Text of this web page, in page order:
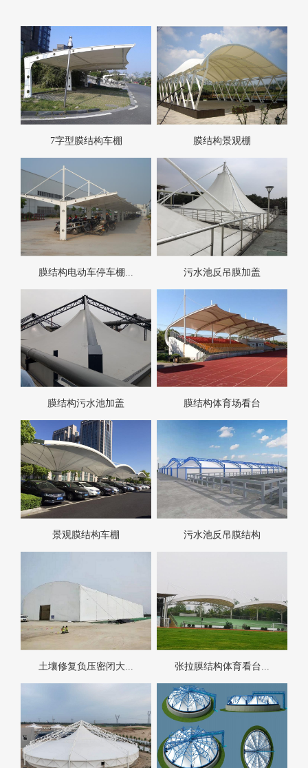
7字型膜结构车棚 膜结构景观棚
膜结构电动车停车棚... 污水池反吊膜加盖
膜结构污水池加盖 膜结构体育场看台
景观膜结构车棚 污水池反吊膜结构
土壤修复负压密闭大... 张拉膜结构体育看台...